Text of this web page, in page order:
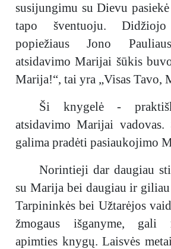
susijungimu su Dievu
tapo šventuoju.
popiežiaus Jono
atsidavimo Marijai šūkis
Marija!“, tai yra „Visas Tavo,
Ši knygelė -
atsidavimo Marijai vadovas.
galima pradėti pasiaukojimo
Norintieji dar daugiau
su Marija bei daugiau ir
Tarpininkės bei Užtarėjos
žmogaus išganyme, gali
apimties knygų. Laisvės